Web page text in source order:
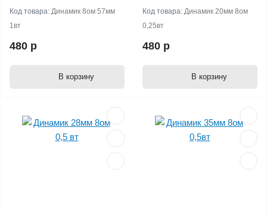
Код товара: Динамик 8ом 57мм
1вт
480 р
В корзину
Код товара: Динамик 20мм 8ом
0,25вт
480 р
В корзину